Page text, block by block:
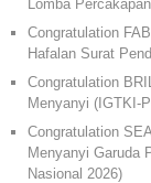
Lomba
Congratulation
Hafalan Surat
Congratulation
Menyanyi (IGTKI-
Congratulation
Menyanyi Garuda
Nasional 2026)